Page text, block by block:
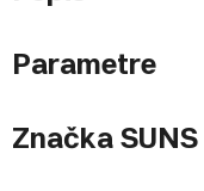
Parametre
Značka SUNS